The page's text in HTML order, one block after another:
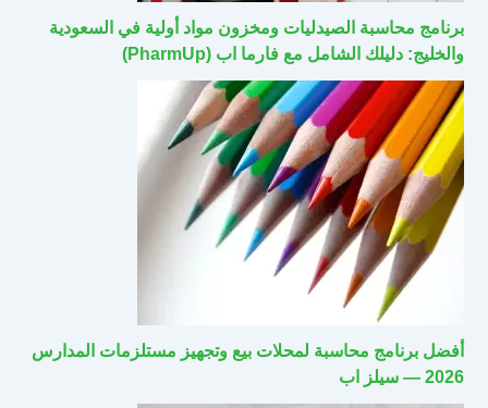
برنامج محاسبة الصيدليات ومخزون مواد أولية في السعودية
والخليج: دليلك الشامل مع فارما اب (PharmUp)
أفضل برنامج محاسبة لمحلات بيع وتجهيز مستلزمات المدارس
2026 — سيلز اب